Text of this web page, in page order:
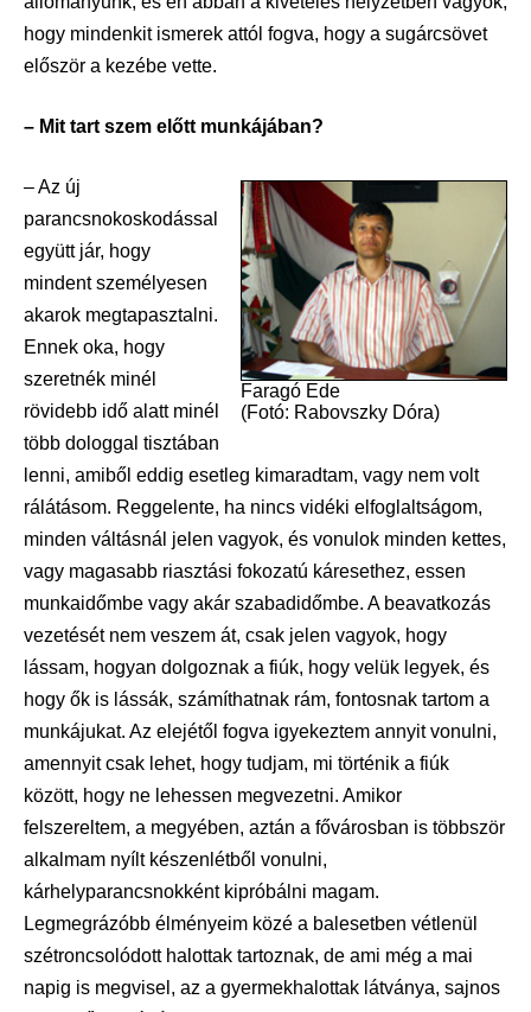
hogy mindenkit ismerek attól fogva, hogy a sugárcsövet
először a kezébe vette.
– Mit tart szem előtt munkájában?
Faragó Ede
(Fotó: Rabovszky Dóra)
– Az új
parancsnokoskodással
együtt jár, hogy
mindent személyesen
akarok megtapasztalni.
Ennek oka, hogy
szeretnék minél
rövidebb idő alatt minél
több dologgal tisztában
lenni, amiből eddig esetleg kimaradtam, vagy nem volt
rálátásom. Reggelente, ha nincs vidéki elfoglaltságom,
minden váltásnál jelen vagyok, és vonulok minden kettes,
vagy magasabb riasztási fokozatú káresethez, essen
munkaidőmbe vagy akár szabadidőmbe. A beavatkozás
vezetését nem veszem át, csak jelen vagyok, hogy
lássam, hogyan dolgoznak a fiúk, hogy velük legyek, és
hogy ők is lássák, számíthatnak rám, fontosnak tartom a
munkájukat. Az elejétől fogva igyekeztem annyit vonulni,
amennyit csak lehet, hogy tudjam, mi történik a fiúk
között, hogy ne lehessen megvezetni. Amikor
felszereltem, a megyében, aztán a fővárosban is többször
alkalmam nyílt készenlétből vonulni,
kárhelyparancsnokként kipróbálni magam.
Legmegrázóbb élményeim közé a balesetben vétlenül
szétroncsolódott halottak tartoznak, de ami még a mai
napig is megvisel, az a gyermekhalottak látványa, sajnos